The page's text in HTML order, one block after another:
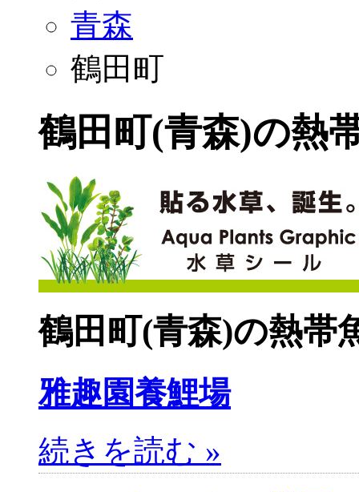
青森
鶴田町
鶴田町(青森)の熱
鶴田町(青森)の熱帯
雅趣園養鯉場
続きを読む »